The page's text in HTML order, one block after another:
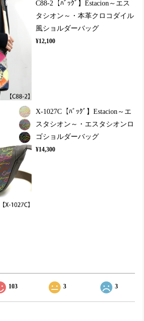
C88-2【ﾊﾞｯｸﾞ】Estacion～エス
タシオン～・本革クロコダイル
風ショルダーバッグ
¥12,100
X-1027C【ﾊﾞｯｸﾞ】Estacion～エ
スタシオン～・エスタシオンロ
ゴショルダーバッグ
¥14,300
103 3 3